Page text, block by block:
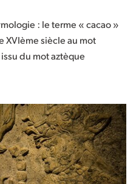
: le terme « cacao »
XVIème siècle au mot
du mot aztèque